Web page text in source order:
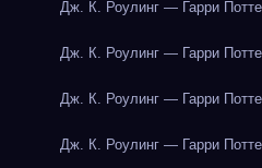
Дж. К. Роулинг — Гарри
Дж. К. Роулинг — Гарри
Дж. К. Роулинг — Гарри
Дж. К. Роулинг — Гарри